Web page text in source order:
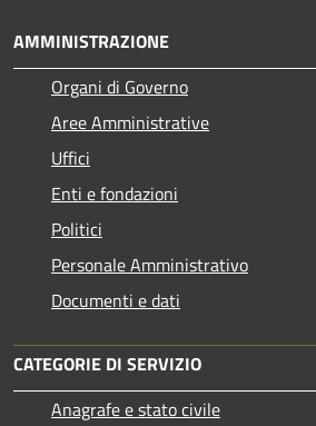
AMMINISTRAZIONE
Organi di Governo
Aree Amministrative
Uffici
Enti e fondazioni
Politici
Personale Amministrativo
Documenti e dati
CATEGORIE DI SERVIZIO
Anagrafe e stato civile